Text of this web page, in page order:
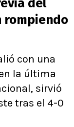
del
rompiendo
con una
la última
sirvió
tras el 4-0